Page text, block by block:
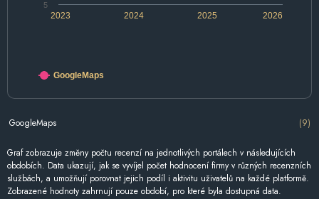
2024 2026
2023 2025
5
GoogleMaps
GoogleMaps (9)
Graf zobrazuje změny počtu recenzí na jednotlivých portálech v následujících
obdobích. Data ukazují, jak se vyvíjel počet hodnocení firmy v různých recenzních
službách, a umožňují porovnat jejich podíl i aktivitu uživatelů na každé platformě.
Zobrazené hodnoty zahrnují pouze období, pro které byla dostupná data.